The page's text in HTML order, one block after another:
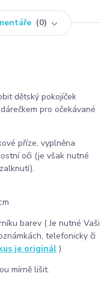
0
dětský pokojíček
pro očekávané
příze, vyplněna
oči (je však nutné
barev ( Je nutné Vaši
telefonicky či
je originál )
mírně lišit.